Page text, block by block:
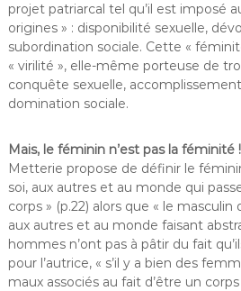
projet patriarcal tel qu’il est imposé
origines » : disponibilité sexuelle,
subordination sociale. Cette «
« virilité », elle-même porteuse de
conquête sexuelle,
domination sociale.
Mais, le féminin n’est pas la féminité !
Metterie propose de définir le
soi, aux autres et au monde qui
corps » (p.22) alors que « le
aux autres et au monde faisant
hommes n’ont pas à pâtir du fait
pour l’autrice, « s’il y a bien des
maux associés au fait d’être un